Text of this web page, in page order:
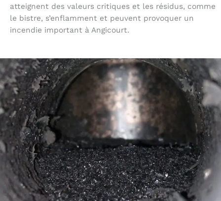
atteignent des valeurs critiques et les résidus, comme
le bistre, s’enflamment et peuvent provoquer un
incendie important à Angicourt.